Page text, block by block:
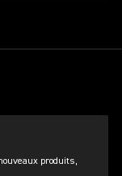
produits,